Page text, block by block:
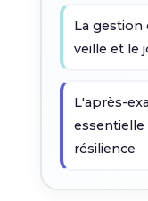
La gestion
veille et le
L'après-
résilience